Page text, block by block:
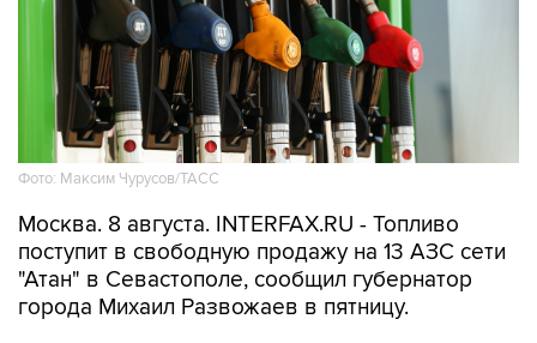
Фото: Максим Чурусов/ТАСС
Москва. 8 августа. INTERFAX.RU - Топливо
поступит в свободную продажу на 13 АЗС сети
"Атан" в Севастополе, сообщил губернатор
города Михаил Развожаев в пятницу.